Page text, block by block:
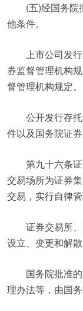
(五)经国务
他条件。
上市公司发
券监督管理机构
督管理机构规定。
公开发行存
件以及国务院证
第九十六条
交易场所为证券
交易，实行自律
证券交易所
设立、变更和解散
国务院批准
理办法等，由国务